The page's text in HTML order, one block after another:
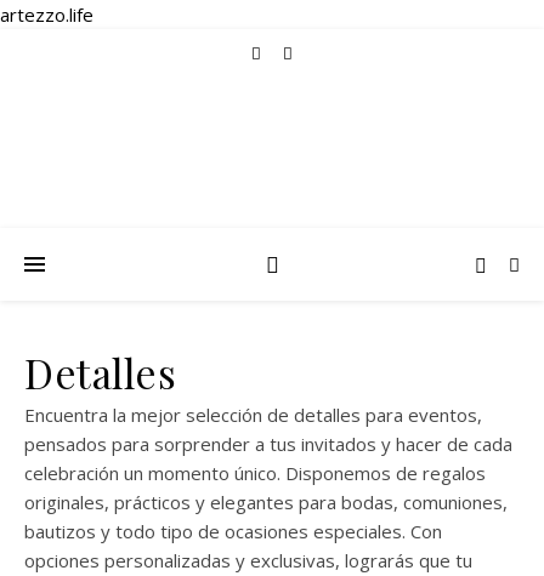
artezzo.life
Detalles
Encuentra la mejor selección de detalles para eventos,
pensados para sorprender a tus invitados y hacer de cada
celebración un momento único. Disponemos de regalos
originales, prácticos y elegantes para bodas, comuniones,
bautizos y todo tipo de ocasiones especiales. Con
opciones personalizadas y exclusivas, lograrás que tu